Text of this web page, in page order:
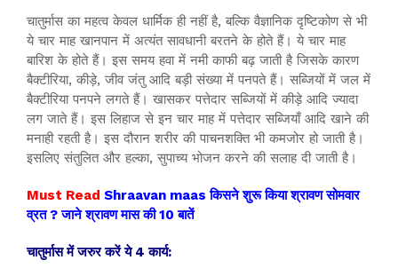
चातुर्मास का महत्व केवल धार्मिक ही नहीं है, बल्कि वैज्ञानिक दृष्टिकोण से भी
ये चार माह खानपान में अत्यंत सावधानी बरतने के होते हैं। ये चार माह
बारिश के होते हैं। इस समय हवा में नमी काफी बढ़ जाती है जिसके कारण
बैक्टीरिया, कीड़े, जीव जंतु आदि बड़ी संख्या में पनपते हैं। सब्जियों में जल में
बैक्टीरिया पनपने लगते हैं। खासकर पत्तेदार सब्जियों में कीड़े आदि ज्यादा
लग जाते हैं। इस लिहाज से इन चार माह में पत्तेदार सब्जियाँ आदि खाने की
मनाही रहती है। इस दौरान शरीर की पाचनशक्ति भी कमजोर हो जाती है।
इसलिए संतुलित और हल्का, सुपाच्य भोजन करने की सलाह दी जाती है।
Must Read Shraavan maas किसने शुरू किया श्रावण सोमवार
व्रत ? जाने श्रावण मास की 10 बातें
चातुर्मास में जरुर करें ये 4 कार्य: